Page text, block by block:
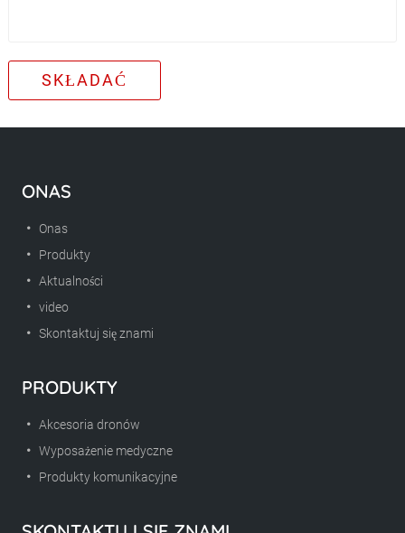
ONAS
Onas
Produkty
Aktualności
video
Skontaktuj się znami
PRODUKTY
Akcesoria dronów
Wyposażenie medyczne
Produkty komunikacyjne